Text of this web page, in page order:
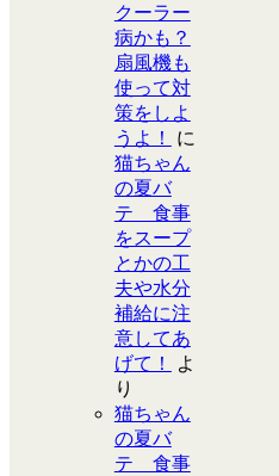
クーラー
病かも？
扇風機も
使って対
策をしよ
うよ！
に
猫ちゃん
の夏バ
テ 食事
をスープ
とかの工
夫や水分
補給に注
意してあ
げて！
よ
り
猫ちゃん
の夏バ
テ 食事